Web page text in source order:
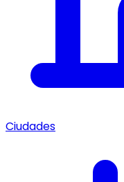
Ciudades